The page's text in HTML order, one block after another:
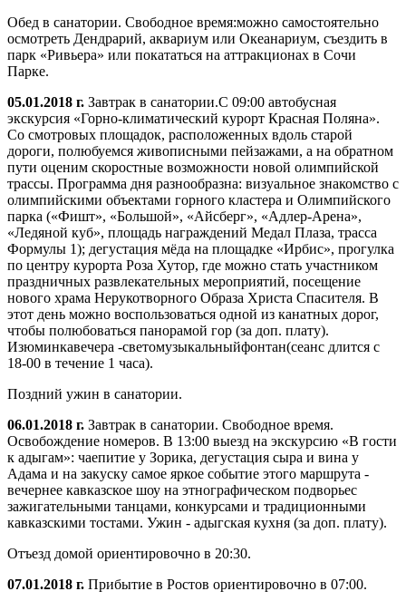
Обед в санатории. Свободное время:можно самостоятельно
осмотреть Дендрарий, аквариум или Океанариум, съездить в
парк «Ривьера» или покататься на аттракционах в Сочи
Парке.
05.01.2018 г. Завтрак в санатории.С 09:00 автобусная
экскурсия «Горно-климатический курорт Красная Поляна».
Со смотровых площадок, расположенных вдоль старой
дороги, полюбуемся живописными пейзажами, а на обратном
пути оценим скоростные возможности новой олимпийской
трассы. Программа дня разнообразна: визуальное знакомство с
олимпийскими объектами горного кластера и Олимпийского
парка («Фишт», «Большой», «Айсберг», «Адлер-Арена»,
«Ледяной куб», площадь награждений Медал Плаза, трасса
Формулы 1); дегустация мёда на площадке «Ирбис», прогулка
по центру курорта Роза Хутор, где можно стать участником
праздничных развлекательных мероприятий, посещение
нового храма Нерукотворного Образа Христа Спасителя. В
этот день можно воспользоваться одной из канатных дорог,
чтобы полюбоваться панорамой гор (за доп. плату).
Изюминкавечера -светомузыкальныйфонтан(сеанс длится с
18-00 в течение 1 часа).
Поздний ужин в санатории.
06.01.2018 г. Завтрак в санатории. Свободное время.
Освобождение номеров. В 13:00 выезд на экскурсию «В гости
к адыгам»: чаепитие у Зорика, дегустация сыра и вина у
Адама и на закуску самое яркое событие этого маршрута -
вечернее кавказское шоу на этнографическом подворьес
зажигательными танцами, конкурсами и традиционными
кавказскими тостами. Ужин - адыгская кухня (за доп. плату).
Отъезд домой ориентировочно в 20:30.
07.01.2018 г. Прибытие в Ростов ориентировочно в 07:00.